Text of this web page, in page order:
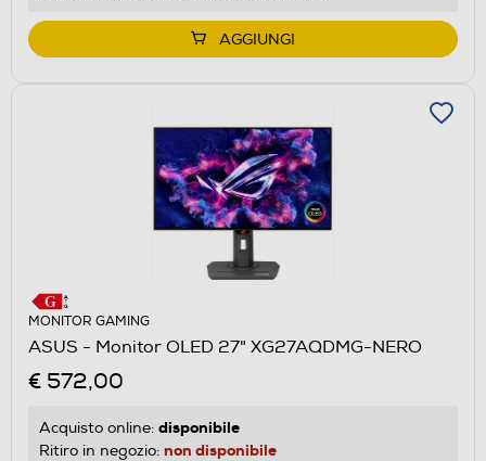
AGGIUNGI
MONITOR GAMING
ASUS - Monitor OLED 27" XG27AQDMG-NERO
€ 572,00
Acquisto online: disponibile
Ritiro in negozio: non disponibile